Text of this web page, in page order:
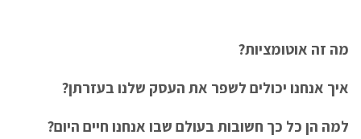
מה זה אוטומציות?
איך אנחנו יכולים לשפר את העסק שלנו בעזרתן?
למה הן כל כך חשובות בעולם שבו אנחנו חיים היום?